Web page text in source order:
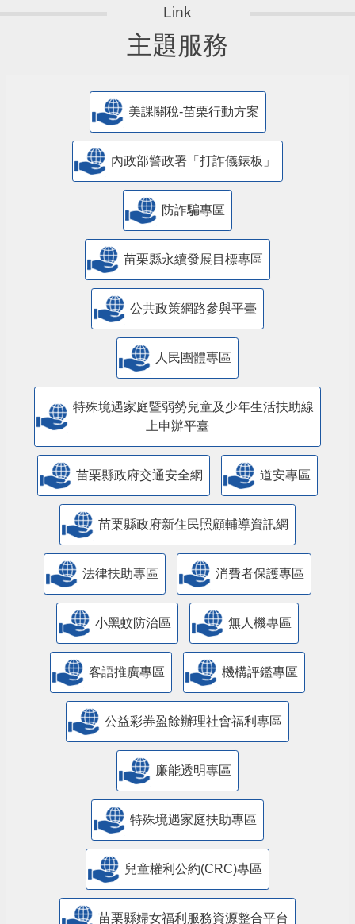
主題服務
美課關稅-苗栗行動方案
內政部警政署「打詐儀錶板」
防詐騙專區
苗栗縣永續發展目標專區
公共政策網路參與平臺
人民團體專區
特殊境遇家庭暨弱勢兒童及少年生活扶助線
上申辦平臺
苗栗縣政府交通安全網 道安專區
苗栗縣政府新住民照顧輔導資訊網
法律扶助專區 消費者保護專區
小黑蚊防治區 無人機專區
客語推廣專區 機構評鑑專區
公益彩券盈餘辦理社會福利專區
廉能透明專區
特殊境遇家庭扶助專區
兒童權利公約(CRC)專區
苗栗縣婦女福利服務資源整合平台